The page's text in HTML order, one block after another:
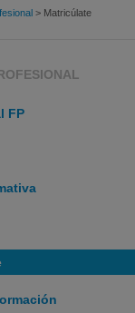
> Matricúlate
FP